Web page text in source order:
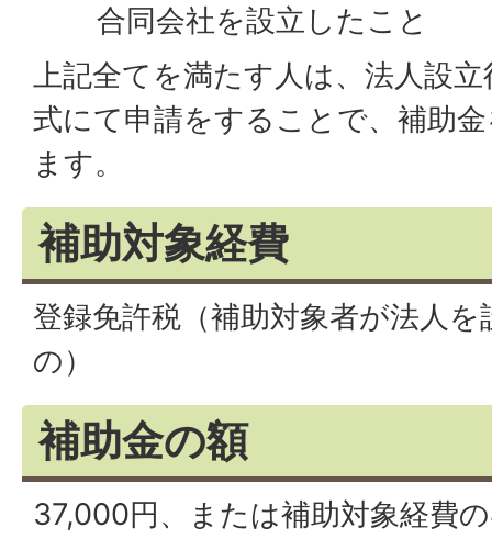
合同会社を設立したこと
上記全てを満たす人は、法人設
式にて申請をすることで、補助
ます。
補助対象経費
登録免許税（補助対象者が法人
の）
補助金の額
37,000円、または補助対象経費